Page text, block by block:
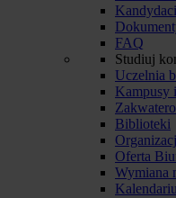
FAQ
Studiuj
Uczelnia
Kampusy
Biblioteki
Oferta
Wymiana